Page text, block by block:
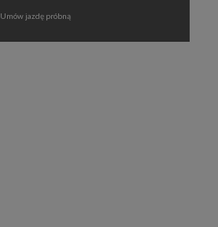
Umów jazdę próbną